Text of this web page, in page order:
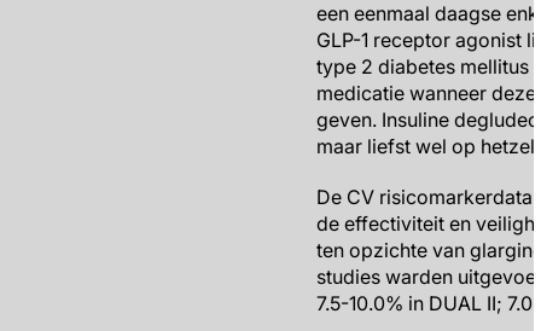
een eenmaal daagse
GLP-1 receptor agonist
type 2 diabetes mellitus
medicatie wanneer
geven. Insuline
maar liefst wel op
De CV risicomarkerdata
de effectiviteit en
ten opzichte van
studies warden
7.5-10.0% in DUAL II;